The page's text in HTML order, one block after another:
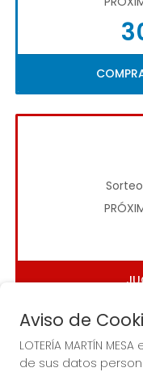
Aviso de
LOTERÍA MARTÍN
de sus datos